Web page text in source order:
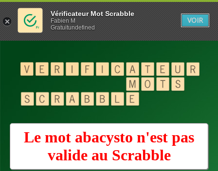
Le mot abacysto n'est pas
valide au Scrabble
Vérificateur Mot Scrabble
Fabien M
Gratuitundefined
VOIR